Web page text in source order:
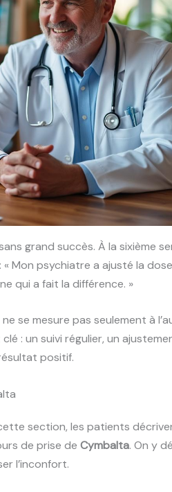
grand succès. À la sixième
Mon psychiatre a ajusté la
qui a fait la différence. »
se mesure pas seulement à
: un suivi régulier, un
positif.
section, les patients
de prise de Cymbalta. On y
l’inconfort.